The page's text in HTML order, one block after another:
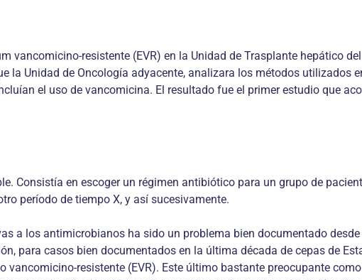
vancomicino-resistente (EVR) en la Unidad de Trasplante hepático
la Unidad de Oncología adyacente, analizara los métodos utilizados
el uso de vancomicina. El resultado fue el primer estudio que
Consistía en escoger un régimen antibiótico para un grupo de
período de tiempo X, y así sucesivamente.
a los antimicrobianos ha sido un problema bien documentado
para casos bien documentados en la última década de cepas de
vancomicino-resistente (EVR). Este último bastante preocupante